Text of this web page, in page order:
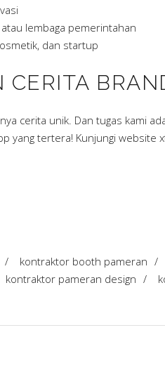
lembaga pemerintahan
dan startup
CERITA
cerita unik. Dan tugas kami
yang tertera! Kunjungi website
/ kontraktor booth pameran /
kontraktor pameran design /